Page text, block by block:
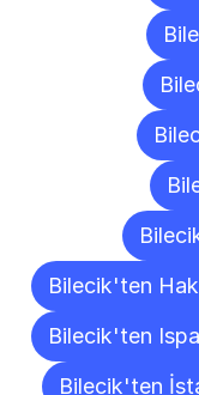
Bilecik'ten
Bilecik'ten
Bilecik'ten